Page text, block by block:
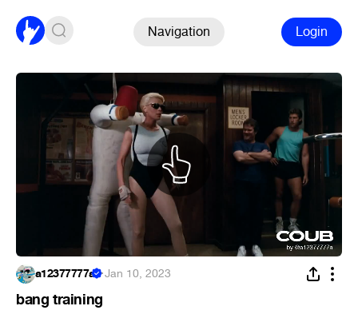
Navigation Login
a12377777a ·Jan 10, 2023
bang training